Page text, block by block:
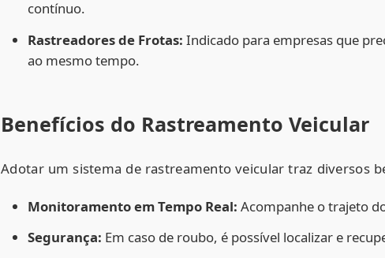
contínuo.
Rastreadores de Frotas: Indicado para empresas que
ao mesmo tempo.
Benefícios do Rastreamento Veicular
Adotar um sistema de rastreamento veicular traz diversos
Monitoramento em Tempo Real: Acompanhe o trajeto
Segurança: Em caso de roubo, é possível localizar e